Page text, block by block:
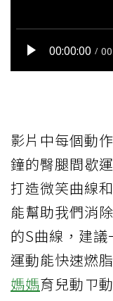
影片中每個動
鐘的臀腿間歇
打造微笑曲線
能幫助我們消
的S曲線，建
運動能快速燃
媽媽育兒動ㄗ